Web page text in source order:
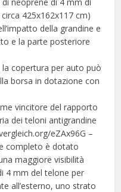
425x162x117 cm)
della grandine e
e la parte posteriore
copertura per auto può
borsa in dotazione con
vincitore del rapporto
dei teloni antigrandine
eZAx96G –
completo è dotato
maggiore visibilità
4 mm del telone per
all’esterno, uno strato